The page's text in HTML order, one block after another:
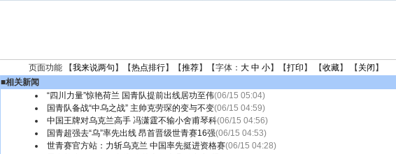
页面功能 【我来说两句 】【热点排行】【推荐】【字体： 大 中 小】【打印 】 【收藏】 【 关闭 】
■相关新闻
“四川力量”惊艳荷兰 国青队提前出线居功至伟(06/15 05:04)
国青队备战“中乌之战” 主帅克劳琛的变与不变(06/15 04:59)
中国王牌对乌克兰高手 冯潇霆不输小舍甫琴科(06/15 04:56)
国青超强去“乌”率先出线 昂首晋级世青赛16强(06/15 04:53)
世青赛官方站：力斩乌克兰 中国率先挺进资格赛(06/15 04:28)